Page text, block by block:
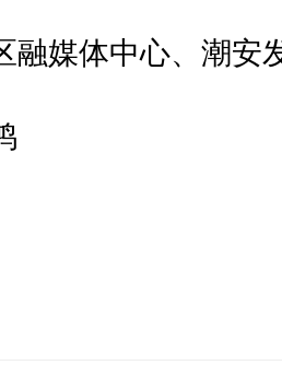
融媒体中心、潮安